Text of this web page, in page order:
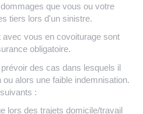
que vous ou votre
tiers lors d'un sinistre.
vous en covoiturage sont
obligatoire.
des cas dans lesquels il
alors une faible indemnisation.
:
lors des trajets domicile/travail